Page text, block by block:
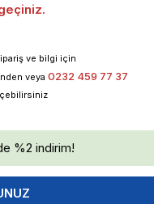
ve bilgi için
veya 0232 459 77 37
%2 indirim!